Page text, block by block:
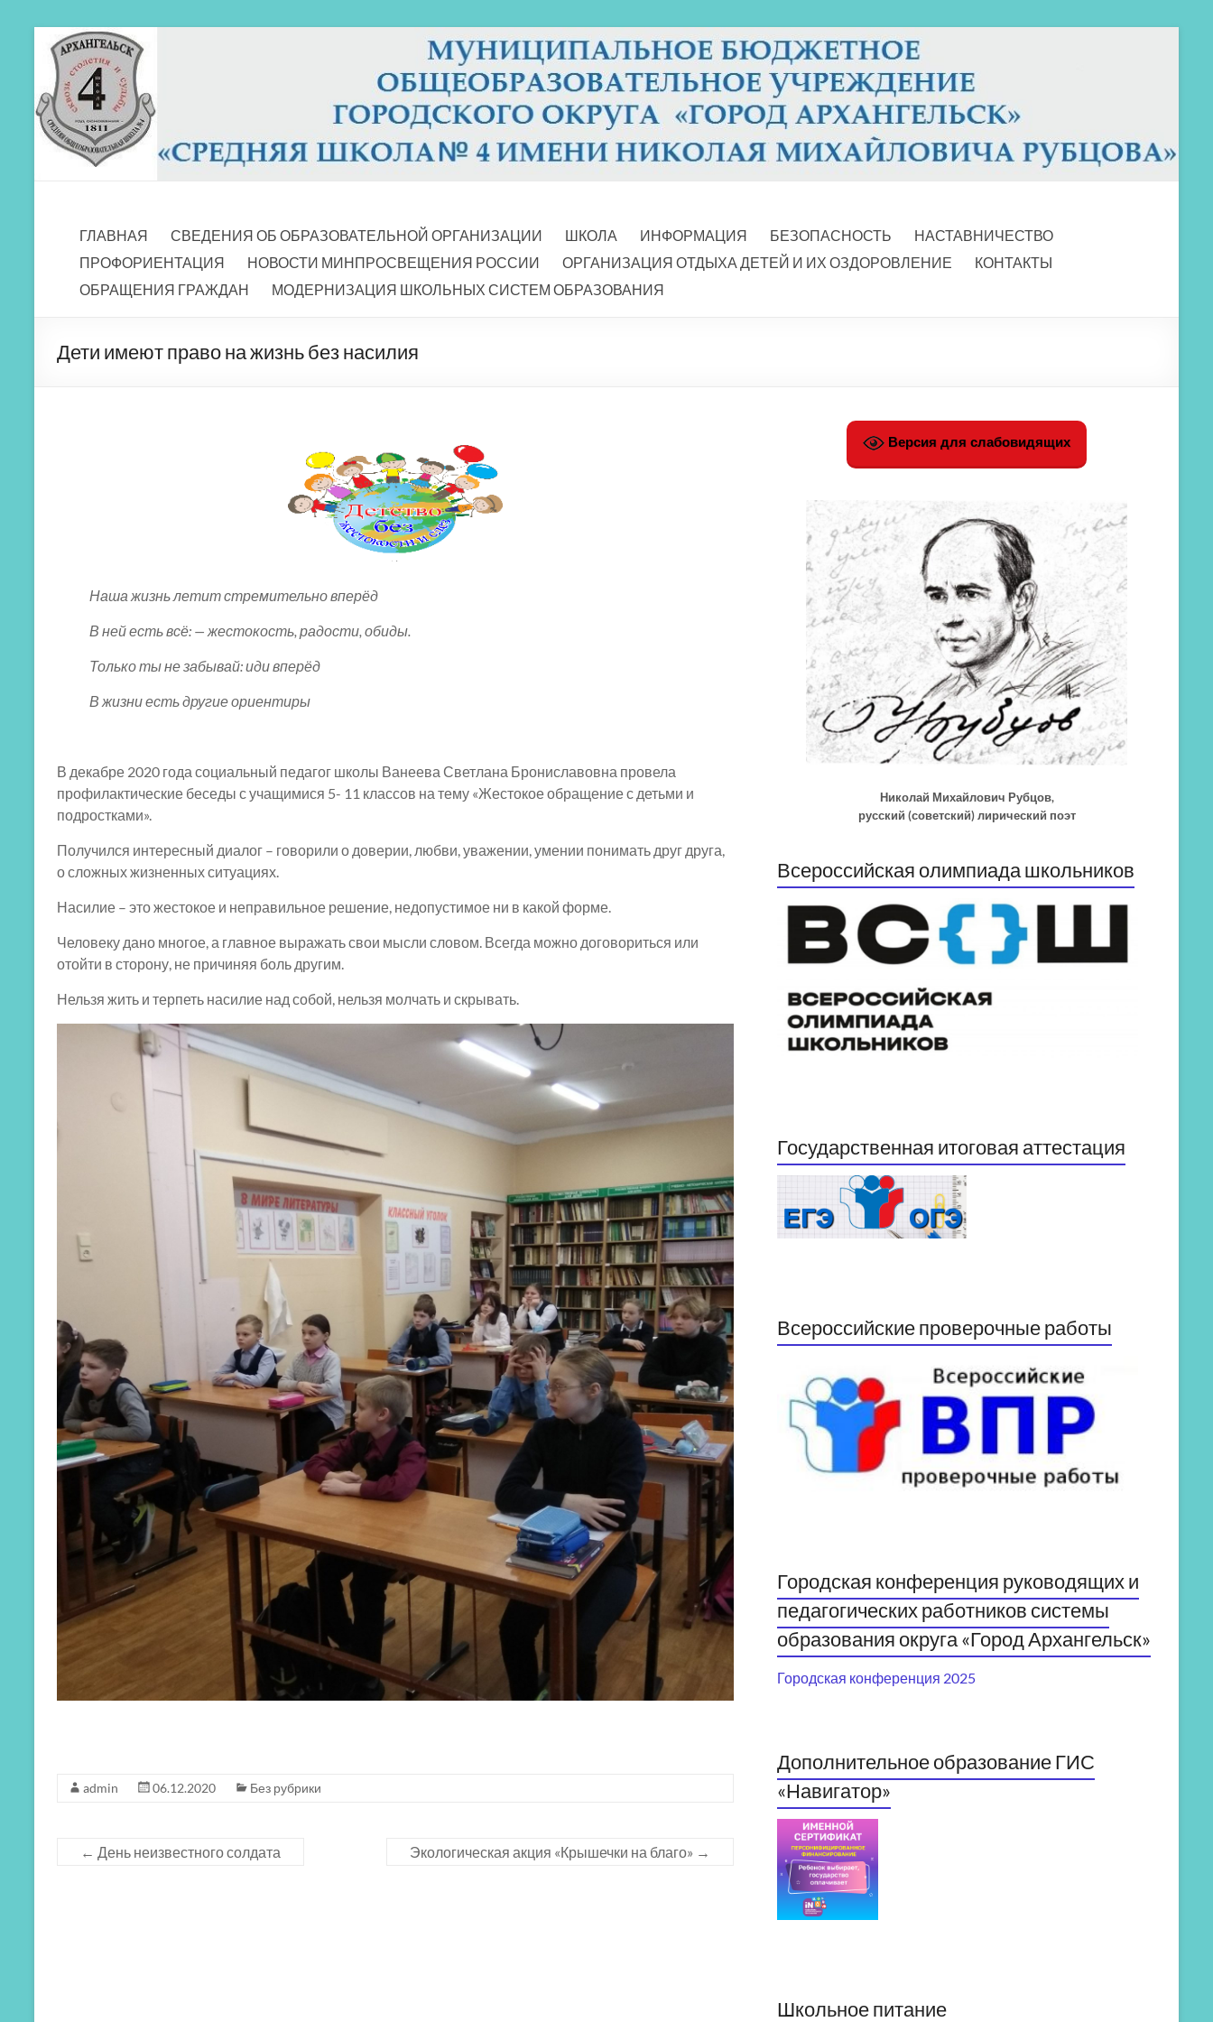
Перейти
содержимому
МБОУ СШ 4
ГЛАВНАЯ
СВЕДЕНИЯ ОБ ОБРАЗОВАТЕЛЬНОЙ ОРГАНИЗАЦИИ ШКОЛА ИНФОРМАЦИЯ БЕЗОПАСНОСТЬ
НАСТАВНИЧЕСТВО
ПРОФОРИЕНТАЦИЯ
НОВОСТИ МИНПРОСВЕЩЕНИЯ РОССИИ ОРГАНИЗАЦИЯ ОТДЫХА ДЕТЕЙ И ИХ ОЗДОРОВЛЕНИЕ
КОНТАКТЫ
ОБРАЩЕНИЯ ГРАЖДАН
МОДЕРНИЗАЦИЯ ШКОЛЬНЫХ СИСТЕМ ОБРАЗОВАНИЯ
Дети имеют право на жизнь без насилия
Наша жизнь летит стремительно вперёд
В ней есть всё: — жестокость, радости, обиды.
Только ты не забывай: иди вперёд
В жизни есть другие ориентиры
В декабре 2020 года социальный педагог школы Ванеева Светлана Брониславовна провела
профилактические беседы с учащимися 5- 11 классов на тему «Жестокое обращение с детьми и
подростками».
Получился интересный диалог – говорили о доверии, любви, уважении, умении понимать друг друга,
о сложных жизненных ситуациях.
Насилие – это жестокое и неправильное решение, недопустимое ни в какой форме.
Человеку дано многое, а главное выражать свои мысли словом. Всегда можно договориться или
отойти в сторону, не причиняя боль другим.
Нельзя жить и терпеть насилие над собой, нельзя молчать и скрывать.
admin 06.12.2020 Без рубрики
← День неизвестного солдата Экологическая акция «Крышечки на благо» →
Версия для слабовидящих
Николай Михайлович Рубцов,
русский (советский) лирический поэт
Всероссийская олимпиада школьников
Государственная итоговая аттестация
Всероссийские проверочные работы
Городская конференция руководящих и
педагогических работников системы
образования округа «Город Архангельск»
Городская конференция 2025
Дополнительное образование ГИС
«Навигатор»
Школьное питание